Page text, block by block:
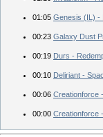
01:05 Genesis (IL) -
00:23 Galaxy Dust
00:19 Durs -
00:10 Deliriant -
00:06 Creationforce
00:00 Creationforce